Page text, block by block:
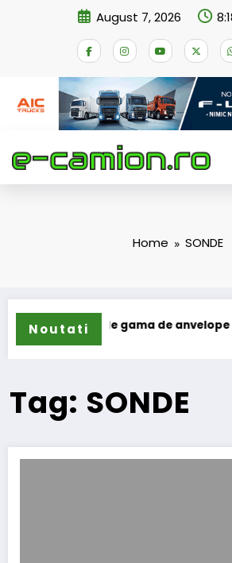
August 7, 2026
Home SONDE
Noutati
își extinde gama de anvelope
Tag: SONDE